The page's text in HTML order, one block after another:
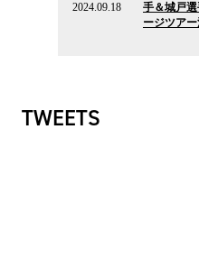
2024.09.18
手＆城戸
ージツアー
TWEETS